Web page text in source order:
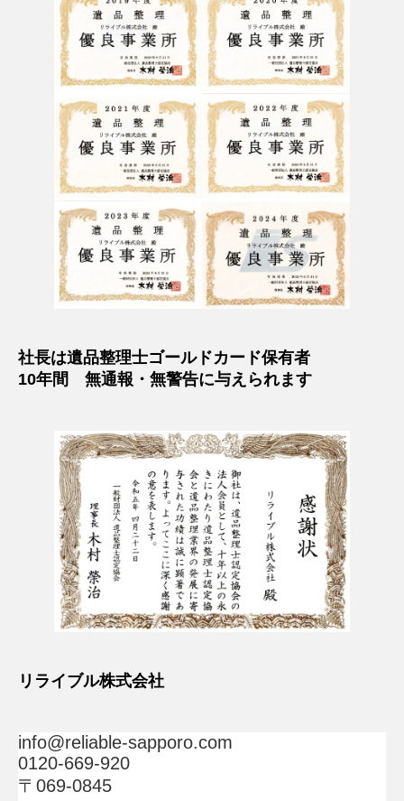
社長は遺品整理士ゴールドカード保有者
10年間 無通報・無警告に与えられます
リライブル株式会社
info@reliable-sapporo.com
0120-669-920
〒069-0845